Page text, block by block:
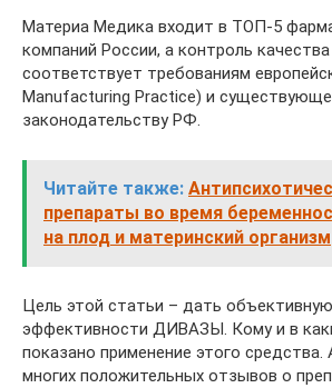
Материа Медика входит в ТОП-5
компаний России, а контроль
соответствует требованиям
Manufacturing Practice) и
законодательству РФ.
Читайте также:
препараты во время
на плод и материнский организм
Цель этой статьи – дать
эффективности ДИВАЗЫ. Кому и в
показано применение этого
многих положительных отзывов о